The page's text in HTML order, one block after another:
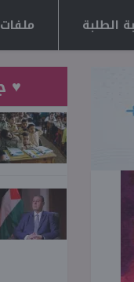
الطلبة ملفات
♥